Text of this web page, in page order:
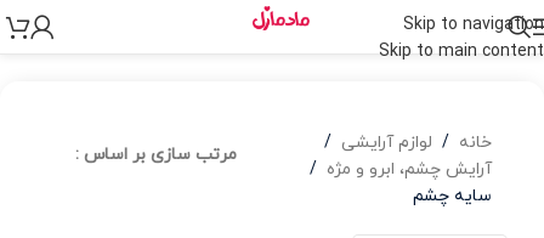
Skip to navigation
Skip to main content
خانه / لوازم آرایشی /
آرایش چشم، ابرو و مژه /
سایه چشم
مرتب سازی بر اساس :